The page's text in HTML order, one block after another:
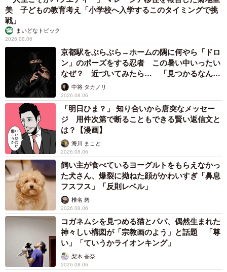
美 子どもの教育考え「小学校へ入学するこのタイミングで挑
戦」
まいどなトピック
2026.08.06
京都駅をぶらぶら→ホームの隅に何やら「ドロ
ン」のポーズをする忍者 この暑い中いったい
なぜ？ 近づいてみたら… 「見つかるなんて
未熟」中将 タカノリ
2026.08.06
「明日ひま？」 知り合いから唐突なメッセー
ジ 用件次第で断ることもできる賢い返信文と
は？【漫画】
海川 まこと
2026.08.06
飼い主が食べているヨーグルトをもらえなかっ
た犬さん、爆裂に拗ねた顔がかわいすぎ「鼻息
フスフス」「反則レベル」
椎名 碧
2026.08.06
コガネムシを見つめる猫とパパ、偶然生まれた
神々しい構図が「宗教画のよう」と話題 「尊
い」「ていうかライオンキング」
梨木 香奈
2026.08.06